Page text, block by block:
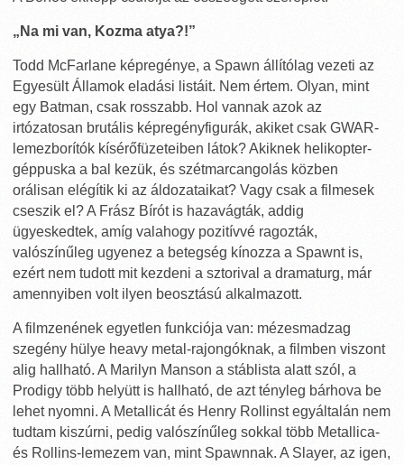
„Na mi van, Kozma atya?!”
Todd McFarlane képregénye, a Spawn állítólag vezeti az
Egyesült Államok eladási listáit. Nem értem. Olyan, mint
egy Batman, csak rosszabb. Hol vannak azok az
irtózatosan brutális képregényfigurák, akiket csak GWAR-
lemezborítók kísérőfüzeteiben látok? Akiknek helikopter-
géppuska a bal kezük, és szétmarcangolás közben
orálisan elégítik ki az áldozataikat? Vagy csak a filmesek
cseszik el? A Frász Bírót is hazavágták, addig
ügyeskedtek, amíg valahogy pozitívvé ragozták,
valószínűleg ugyenez a betegség kínozza a Spawnt is,
ezért nem tudott mit kezdeni a sztorival a dramaturg, már
amennyiben volt ilyen beosztású alkalmazott.
A filmzenének egyetlen funkciója van: mézesmadzag
szegény hülye heavy metal-rajongóknak, a filmben viszont
alig hallható. A Marilyn Manson a stáblista alatt szól, a
Prodigy több helyütt is hallható, de azt tényleg bárhova be
lehet nyomni. A Metallicát és Henry Rollinst egyáltalán nem
tudtam kiszúrni, pedig valószínűleg sokkal több Metallica-
és Rollins-lemezem van, mint Spawnnak. A Slayer, az igen,